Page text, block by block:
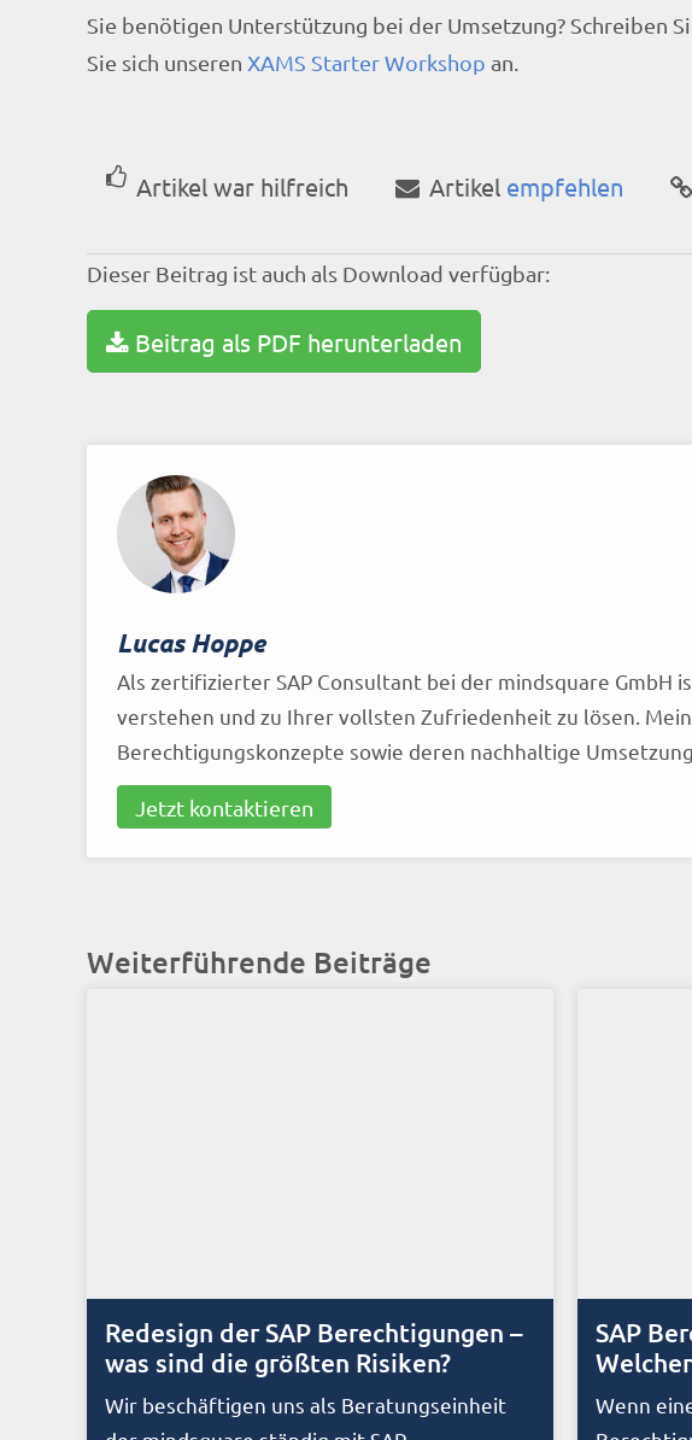
Sie benötigen Unterstützung bei der Umsetzung? Schreiben
Sie sich unseren XAMS Starter Workshop an.
Artikel war hilfreich Artikel empfehlen
Dieser Beitrag ist auch als Download verfügbar:
Beitrag als PDF herunterladen
Lucas Hoppe
Als zertifizierter SAP Consultant bei der mindsquare
verstehen und zu Ihrer vollsten Zufriedenheit zu lösen.
Berechtigungskonzepte sowie deren nachhaltige
Jetzt kontaktieren
Weiterführende Beiträge
Redesign der SAP Berechtigungen –
was sind die größten Risiken?
Wir beschäftigen uns als Beratungseinheit
SAP
Wenn
Ihre Anfrage